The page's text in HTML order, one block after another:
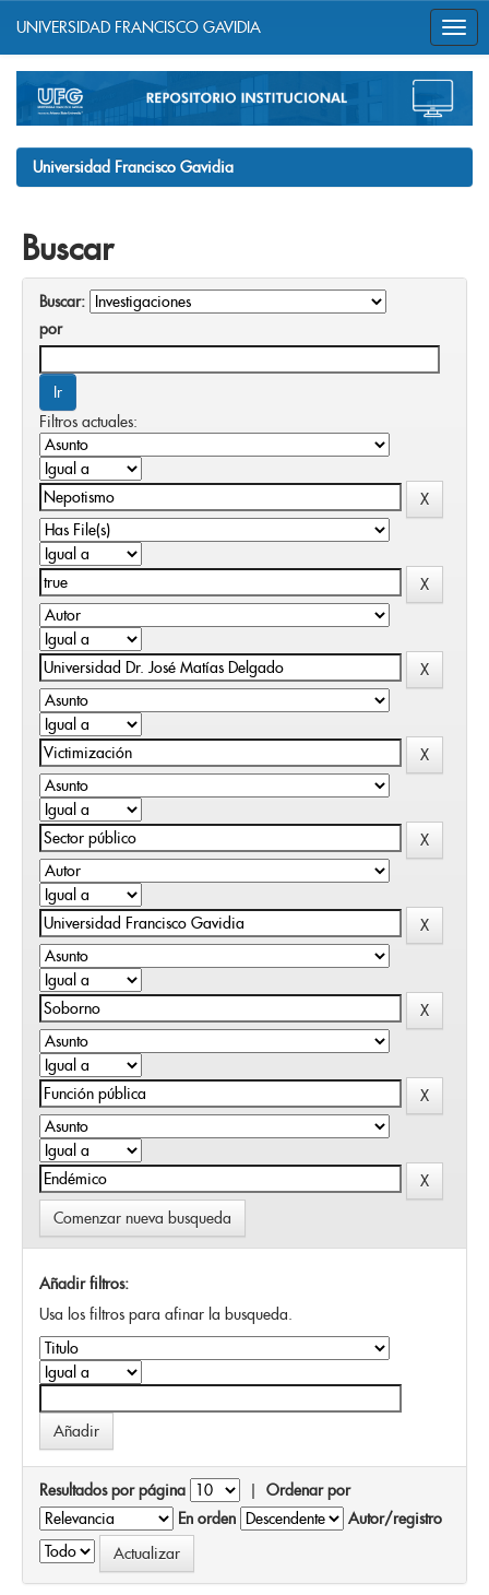
navigation
UNIVERSIDAD FRANCISCO GAVIDIA
Universidad Francisco Gavidia
Buscar
Buscar:
por
Filtros actuales:
Comenzar nueva busqueda
Añadir filtros:
Usa los filtros para afinar la busqueda.
Resultados por página | Ordenar por
En orden
Autor/registro